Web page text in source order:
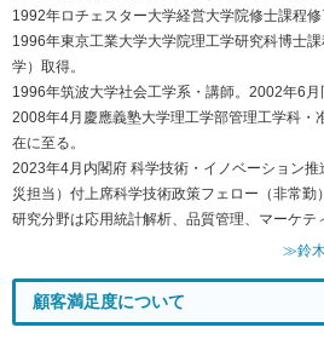
1992年ロチェスター大学経営大学院修士課程修
1996年東京工業大学大学院理工学研究科博士
学）取得。
1996年筑波大学社会工学系・講師。2002年6月
2008年4月慶應義塾大学理工学部管理工学科・
在に至る。
2023年4月内閣府 科学技術・イノベーション
災担当）付上席科学技術政策フェロー（非常勤）
研究分野は応用統計解析、品質管理、マーケテ
≫鈴木
顧客満足度について